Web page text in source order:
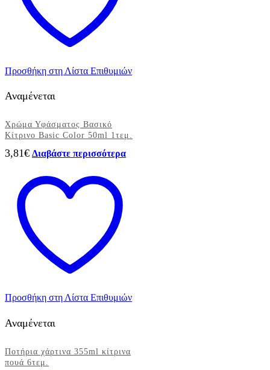
Προσθήκη στη Λίστα Επιθυμιών
Αναμένεται
Χρώμα Υφάσματος Βασικό
Κίτρινο Basic Color 50ml 1τεμ.
3,81€ Διαβάστε περισσότερα
Προσθήκη στη Λίστα Επιθυμιών
Αναμένεται
Ποτήρια χάρτινα 355ml κίτρινα
πουά 6τεμ.